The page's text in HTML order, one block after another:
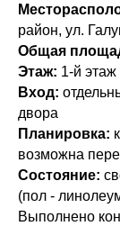
район, ул.
Общая
Этаж: 1-й
Вход:
двора
Планировка:
возможна
Состояние:
(пол -
Выполнено